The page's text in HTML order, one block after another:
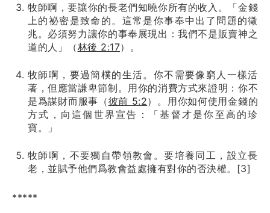
牧師啊，要讓你的長老們知曉你所有的收入。「金錢
上的祕密是致命的。這常是你事奉中出了問題的徵
兆。必須努力讓你的事奉展現出：我們不是販賣神之
道的人」（林後 2:17）。
牧師啊，要過簡樸的生活。你不需要像窮人一樣活
著，但應當謙卑節制。用你的消費方式來證明：你不
是爲謀財而服事（彼前 5:2）。用你如何使用金錢的
方式，向這個世界宣告：「基督才是你至高的珍
寶。」
牧師啊，不要獨自帶領教會。要培養同工，設立長
老，並賦予他們爲教會益處擁有對你的否決權。[3]
*****